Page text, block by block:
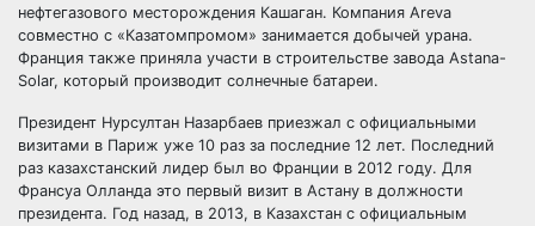
нефтегазового месторождения Кашаган. Компания Areva
совместно с «Казатомпромом» занимается добычей урана.
Франция также приняла участи в строительстве завода Astana-
Solar, который производит солнечные батареи.
Президент Нурсултан Назарбаев приезжал с официальными
визитами в Париж уже 10 раз за последние 12 лет. Последний
раз казахстанский лидер был во Франции в 2012 году. Для
Франсуа Олланда это первый визит в Астану в должности
президента. Год назад, в 2013, в Казахстан с официальным